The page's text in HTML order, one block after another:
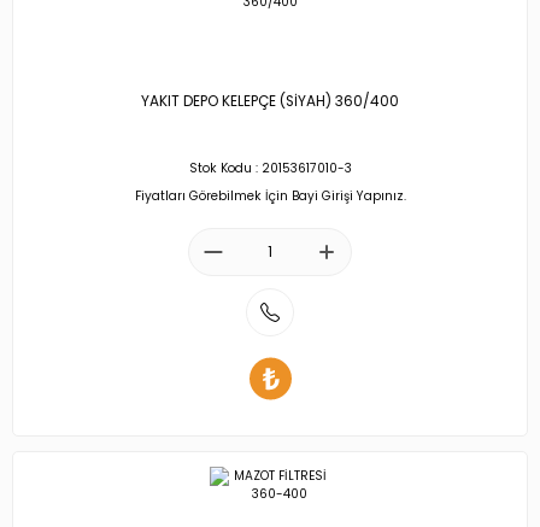
YAKIT DEPO KELEPÇE (SİYAH) 360/400
Stok Kodu : 20153617010-3
Fiyatları Görebilmek İçin Bayi Girişi Yapınız.